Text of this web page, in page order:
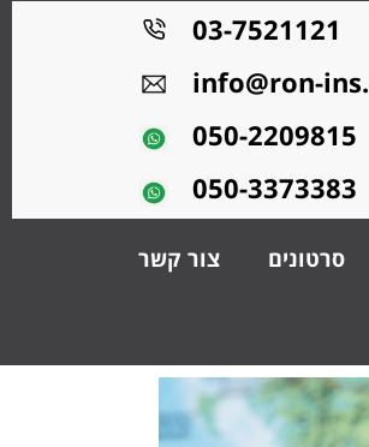
03-7521121
info@ron-
050-2209815
050-3373383
סרטונים
צור קשר